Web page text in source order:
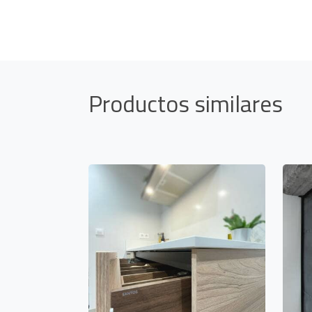
Productos similares